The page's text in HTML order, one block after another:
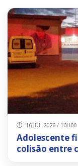
16 JUL 2026 / 10H00
Adolescente
colisão entre